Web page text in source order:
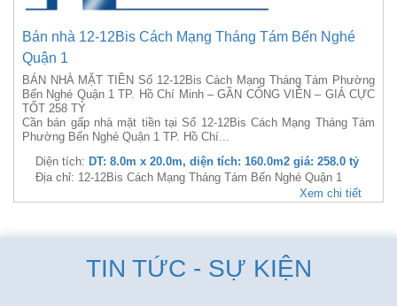
Bán nhà 12-12Bis Cách Mạng Tháng Tám Bến Nghé
Quận 1
BÁN NHÀ MẶT TIỀN Số 12-12Bis Cách Mạng Tháng Tám Phường
Bến Nghé Quận 1 TP. Hồ Chí Minh – GẦN CÔNG VIÊN – GIÁ CỰC
TỐT 258 TỶ
Cần bán gấp nhà mặt tiền tại Số 12-12Bis Cách Mạng Tháng Tám
Phường Bến Nghé Quận 1 TP. Hồ Chí...
Diện tích: DT: 8.0m x 20.0m, diện tích: 160.0m2 giá: 258.0 tỷ
Địa chỉ: 12-12Bis Cách Mạng Tháng Tám Bến Nghé Quận 1
Xem chi tiết
TIN TỨC - SỰ KIỆN